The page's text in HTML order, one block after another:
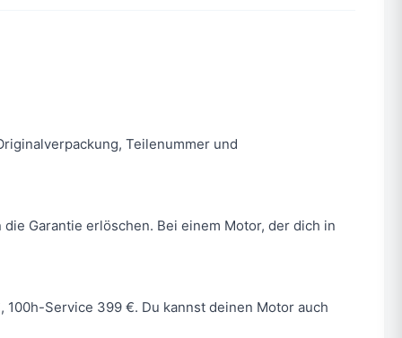
Teilenummer und
Garantie erlöschen. Bei einem Motor, der dich in
Service 399 €. Du kannst deinen Motor auch